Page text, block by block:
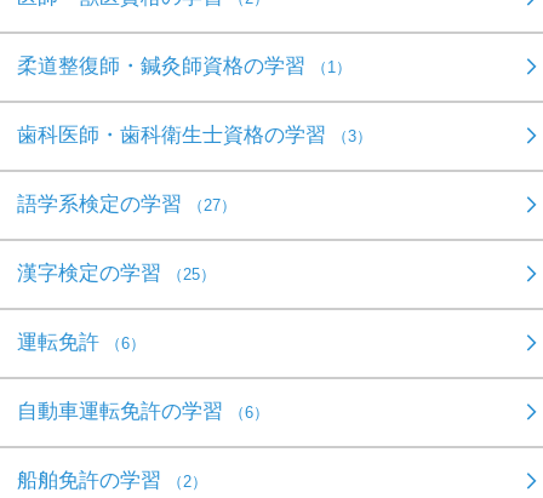
柔道整復師・鍼灸師資格の学習 （1）
歯科医師・歯科衛生士資格の学習 （3）
語学系検定の学習 （27）
漢字検定の学習 （25）
運転免許 （6）
自動車運転免許の学習 （6）
船舶免許の学習 （2）